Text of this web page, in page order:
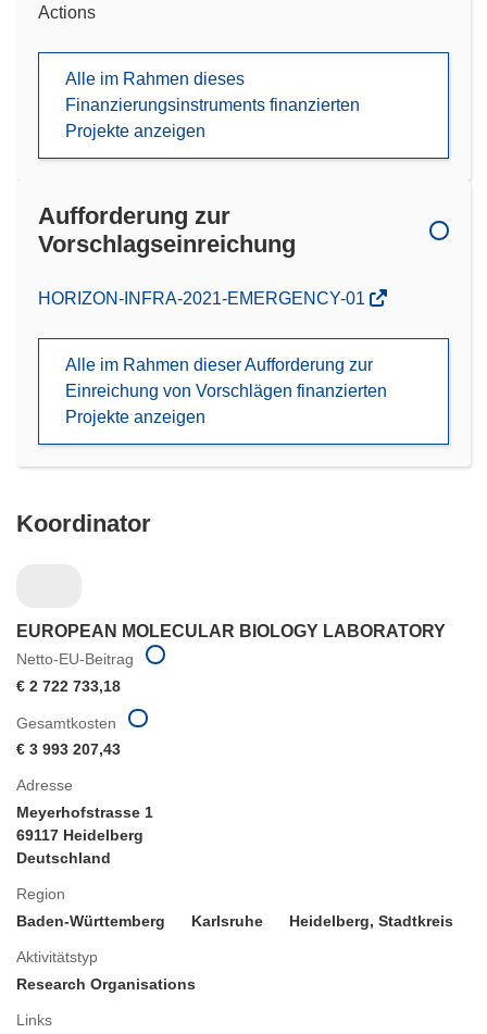
Actions
Alle im Rahmen dieses
Finanzierungsinstruments finanzierten
Projekte anzeigen
Aufforderung zur
Vorschlagseinreichung
(öffnet
Fenster)
HORIZON-INFRA-2021-EMERGENCY-01
Alle im Rahmen dieser Aufforderung zur
Einreichung von Vorschlägen finanzierten
Projekte anzeigen
Koordinator
EUROPEAN MOLECULAR BIOLOGY LABORATORY
Netto-EU-Beitrag
€ 2 722 733,18
Adresse
Meyerhofstrasse 1
69117 Heidelberg
Deutschland
Region
Baden-Württemberg
Karlsruhe Heidelberg, Stadtkreis
Aktivitätstyp
Research Organisations
Links
Gesamtkosten
€ 3 993 207,43